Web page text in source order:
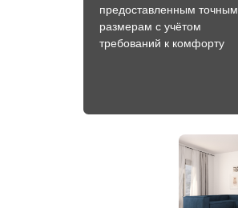
предоставленным точным
размерам с учётом
требований к комфорту